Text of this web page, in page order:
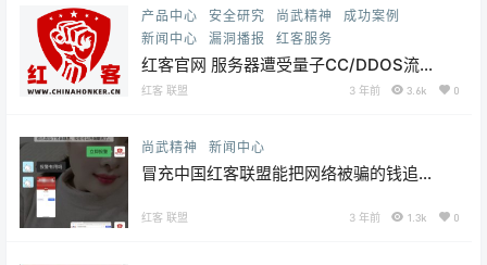
产品中心 安全研究 尚武精神
成功案例
新闻中心
漏洞播报 红客服务
红客官网 服务器遭受量子CC/DDOS流量
攻击结果 严正声明
红客 联盟 3 年前 3.6k 0
尚武精神 新闻中心
冒充中国红客联盟能把网络被骗的钱追款
红客 联盟 3 年前 1.3k 0